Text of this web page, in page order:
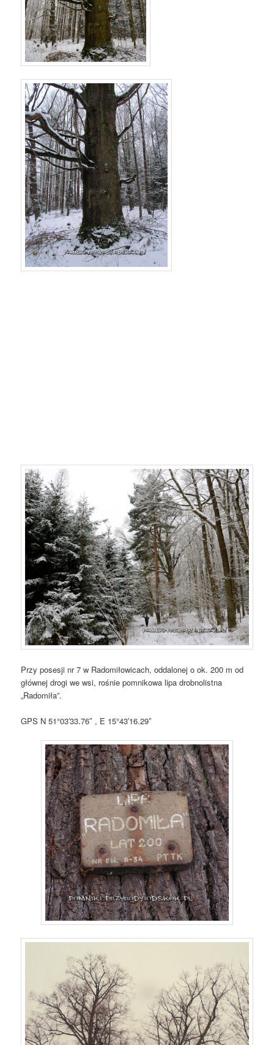
Przy posesji nr 7 w Radomiłowicach, oddalonej o ok. 200 m od
głównej drogi we wsi, rośnie pomnikowa lipa drobnolistna
„Radomiła”.
GPS N 51°03′33.76″ , E 15°43′16.29″